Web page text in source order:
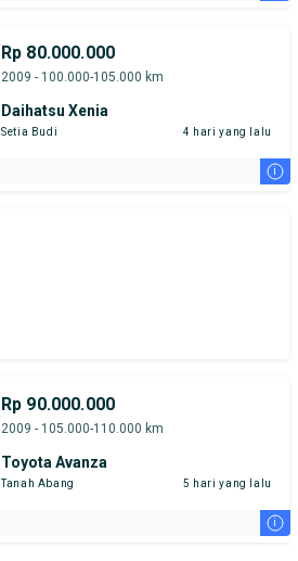
Rp 80.000.000
2009 - 100.000-105.000 km
Daihatsu Xenia
Setia Budi 4 hari yang lalu
i
Rp 90.000.000
2009 - 105.000-110.000 km
Toyota Avanza
Tanah Abang 5 hari yang lalu
i